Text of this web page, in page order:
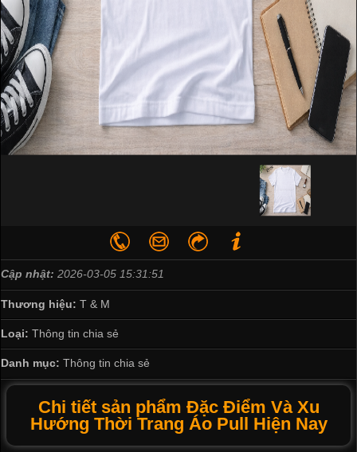
Cập nhật: 2026-03-05 15:31:51
Thương hiệu: T & M
Loại: Thông tin chia sẻ
Danh mục: Thông tin chia sẻ
Chi tiết sản phẩm Đặc Điểm Và Xu
Hướng Thời Trang Áo Pull Hiện Nay